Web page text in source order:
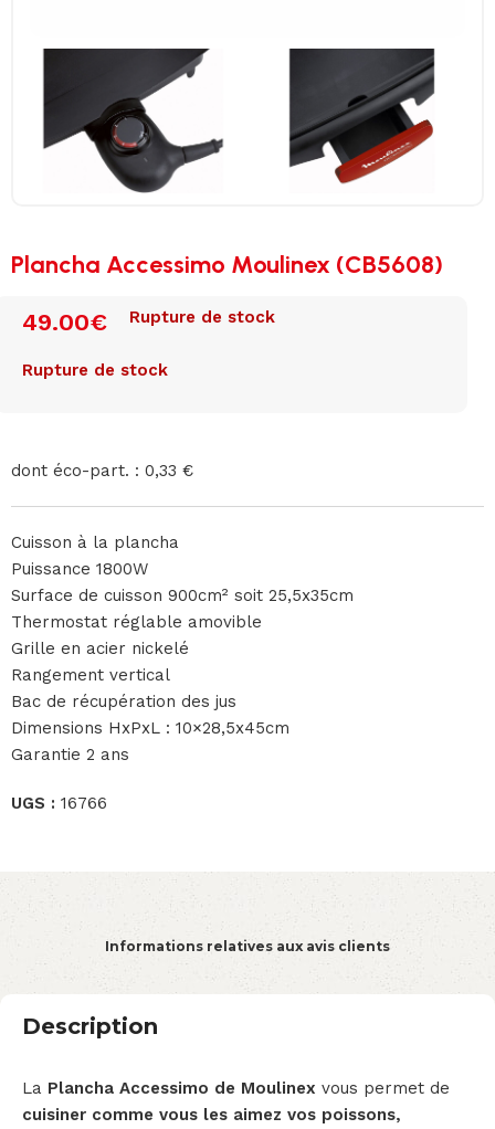
Plancha Accessimo Moulinex (CB5608)
49.00€ Rupture de stock
Rupture de stock
dont éco-part. : 0,33 €
Cuisson à la plancha
Puissance 1800W
Surface de cuisson 900cm² soit 25,5x35cm
Thermostat réglable amovible
Grille en acier nickelé
Rangement vertical
Bac de récupération des jus
Dimensions HxPxL : 10×28,5x45cm
Garantie 2 ans
UGS : 16766
Informations relatives aux avis clients
Description
La Plancha Accessimo de Moulinex vous permet de
cuisiner comme vous les aimez vos poissons,